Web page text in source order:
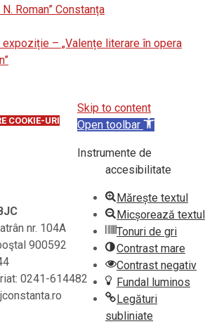
Roman” Constanța
– „Valențe literare în opera
COOKIE-URI
nr. 104A
900592
0241-614482
Skip to content
Open toolbar
Instrumente de
accesibilitate
Mărește textul
Micșorează textul
Tonuri de gri
Contrast mare
Contrast negativ
Fundal luminos
Legături
subliniate